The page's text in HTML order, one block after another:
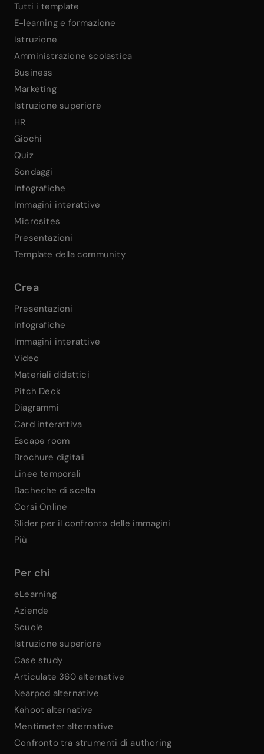
Tutti i template
E-learning e formazione
Istruzione
Amministrazione scolastica
Business
Marketing
Istruzione superiore
HR
Giochi
Quiz
Sondaggi
Infografiche
Immagini interattive
Microsites
Presentazioni
Template della community
Crea
Presentazioni
Infografiche
Immagini interattive
Video
Materiali didattici
Pitch Deck
Diagrammi
Card interattiva
Escape room
Brochure digitali
Linee temporali
Bacheche di scelta
Corsi Online
Slider per il confronto delle immagini
Più
Per chi
eLearning
Aziende
Scuole
Istruzione superiore
Case study
Articulate 360 alternative
Nearpod alternative
Kahoot alternative
Mentimeter alternative
Confronto tra strumenti di authoring